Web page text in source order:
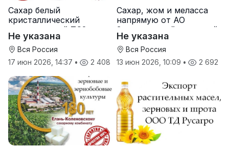
Сахар белый
кристаллический
свекловичный ТС2 от
производителя
Не указана
Вся Россия
17 июн 2026, 14:37 • 2 408
Сахар, жом и меласса
напрямую от АО
Земетчинский сахарный
завод
Не указана
Вся Россия
13 июн 2026, 10:09 • 2 692